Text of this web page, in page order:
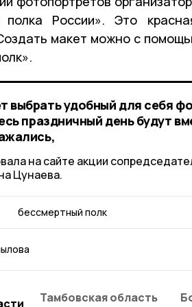
полка России». Это
макет можно с
удобный для себя
праздничный день будут
на сайте акции
Цунаева.
бессмертный полк
Тамбовская область